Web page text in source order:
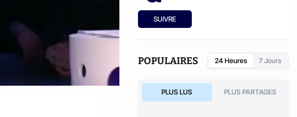
SUIVRE
POPULAIRES 24 Heures 7 Jours
PLUS LUS PLUS PARTAGES